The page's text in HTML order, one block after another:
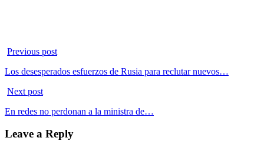
Previous post
Los desesperados esfuerzos de Rusia para reclutar nuevos…
Next post
En redes no perdonan a la ministra de…
Leave a Reply